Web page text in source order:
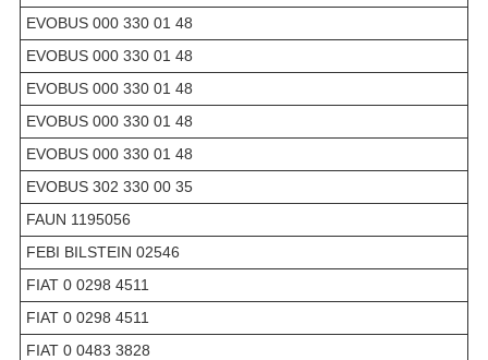
EVOBUS 000 330 01 48
EVOBUS 000 330 01 48
EVOBUS 000 330 01 48
EVOBUS 000 330 01 48
EVOBUS 000 330 01 48
EVOBUS 302 330 00 35
FAUN 1195056
FEBI BILSTEIN 02546
FIAT 0 0298 4511
FIAT 0 0298 4511
FIAT 0 0483 3828